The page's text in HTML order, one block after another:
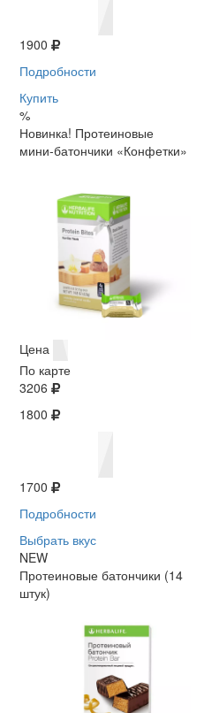
1900
Подробности
Купить
%
Новинка! Протеиновые
мини-батончики «Конфетки»
Цена
По карте
3206
1800
1700
Подробности
Выбрать вкус
NEW
Протеиновые батончики (14
штук)